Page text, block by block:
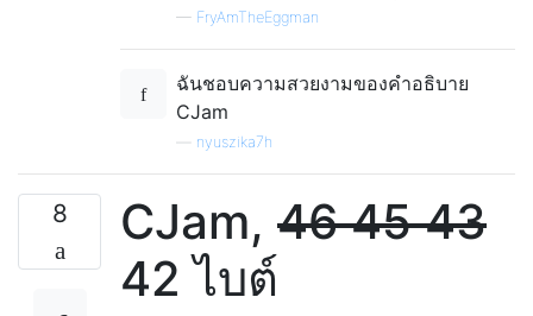
— FryAmTheEggman
ฉันชอบความสวยงามของคำอธิบาย
CJam
nyuszika7h
8 CJam, 46 45 43
42 ไบต์